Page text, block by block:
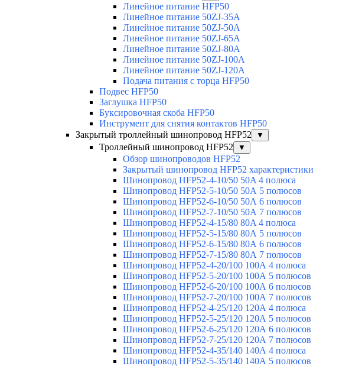
Линейное питание HFP50
Линейное питание 50ZJ-35A
Линейное питание 50ZJ-50A
Линейное питание 50ZJ-65A
Линейное питание 50ZJ-80A
Линейное питание 50ZJ-100A
Линейное питание 50ZJ-120A
Подача питания с торца HFP50
Подвес HFP50
Заглушка HFP50
Буксировочная скоба HFP50
Инструмент для снятия контактов HFP50
Закрытый троллейный шинопровод HFP52
▼
Троллейный шинопровод HFP52 ▼
Обзор шинопроводов HFP52
Закрытый шинопровод HFP52 характеристики
Шинопровод HFP52-4-10/50 50A 4 полюса
Шинопровод HFP52-5-10/50 50А 5 полюсов
Шинопровод HFP52-6-10/50 50А 6 полюсов
Шинопровод HFP52-7-10/50 50А 7 полюсов
Шинопровод HFP52-4-15/80 80A 4 полюса
Шинопровод HFP52-5-15/80 80А 5 полюсов
Шинопровод HFP52-6-15/80 80А 6 полюсов
Шинопровод HFP52-7-15/80 80А 7 полюсов
Шинопровод HFP52-4-20/100 100А 4 полюса
Шинопровод HFP52-5-20/100 100А 5 полюсов
Шинопровод HFP52-6-20/100 100А 6 полюсов
Шинопровод HFP52-7-20/100 100А 7 полюсов
Шинопровод HFP52-4-25/120 120А 4 полюса
Шинопровод HFP52-5-25/120 120А 5 полюсов
Шинопровод HFP52-6-25/120 120А 6 полюсов
Шинопровод HFP52-7-25/120 120А 7 полюсов
Шинопровод HFP52-4-35/140 140А 4 полюса
Шинопровод HFP52-5-35/140 140А 5 полюсов